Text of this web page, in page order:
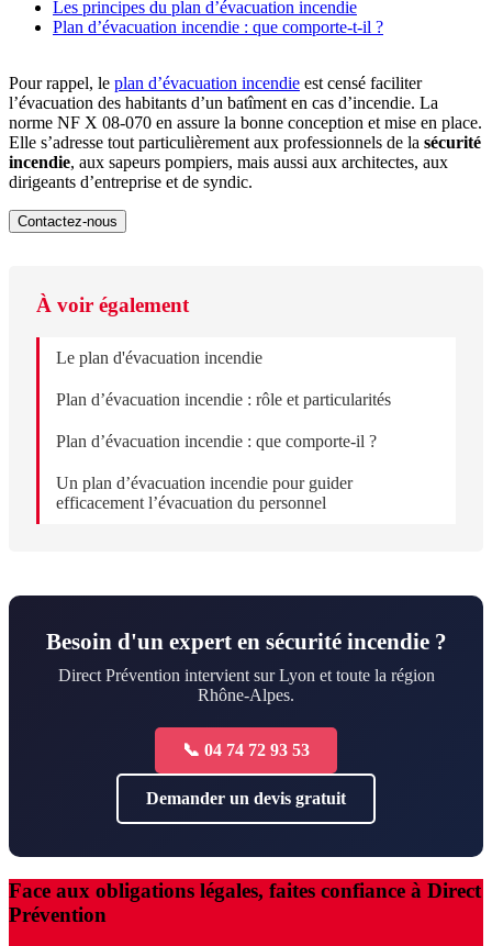
Les principes du plan d’évacuation incendie
Plan d’évacuation incendie : que comporte-t-il ?
Pour rappel, le plan d’évacuation incendie est censé faciliter
l’évacuation des habitants d’un batîment en cas d’incendie. La
norme NF X 08-070 en assure la bonne conception et mise en place.
Elle s’adresse tout particulièrement aux professionnels de la sécurité
incendie, aux sapeurs pompiers, mais aussi aux architectes, aux
dirigeants d’entreprise et de syndic.
Contactez-nous
À voir également
Le plan d'évacuation incendie
Plan d’évacuation incendie : rôle et particularités
Plan d’évacuation incendie : que comporte-il ?
Un plan d’évacuation incendie pour guider
efficacement l’évacuation du personnel
Besoin d'un expert en sécurité incendie ?
Direct Prévention intervient sur Lyon et toute la région
Rhône-Alpes.
📞 04 74 72 93 53
Demander un devis gratuit
Face aux obligations légales, faites confiance à Direct
Prévention